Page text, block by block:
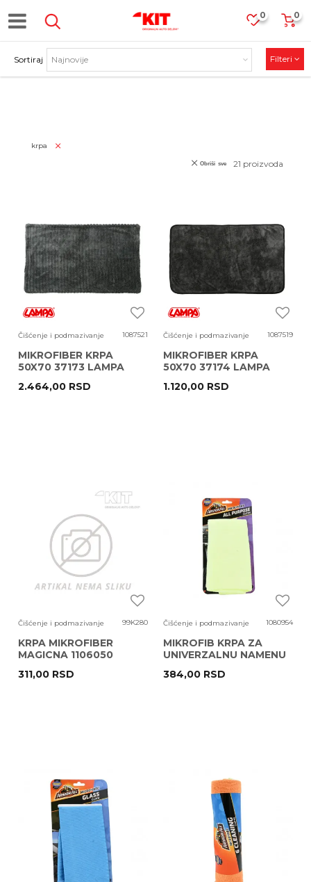
0
0
PROIZVODI
Sortiraj Filteri
krpa
21 proizvoda
Obriši sve
Čišćenje i podmazivanje 1087521
MIKROFIBER KRPA
50X70 37173 LAMPA
2.464,00 RSD
Čišćenje i podmazivanje 1087519
MIKROFIBER KRPA
50X70 37174 LAMPA
1.120,00 RSD
Čišćenje i podmazivanje 99K280
KRPA MIKROFIBER
MAGICNA 1106050
311,00 RSD
Čišćenje i podmazivanje 1080954
MIKROFIB KRPA ZA
UNIVERZALNU NAMENU
384,00 RSD